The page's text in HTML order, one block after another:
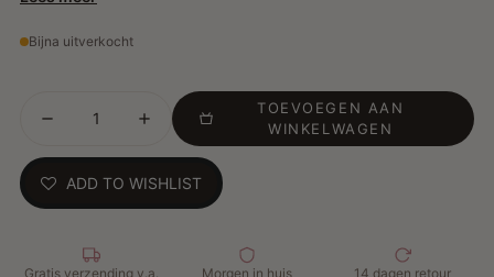
Belangrijkste Kenmerken:
Volledige grijsdekking: Zorgt voor een natuurlijke en
egale kleur.
Verzorgend: Rijke formule met zes kruidenextracten
Bijna uitverkocht
TOEVOEGEN AAN
WINKELWAGEN
ADD TO WISHLIST
Gratis verzending v.a.
Morgen in huis 14 dagen retour